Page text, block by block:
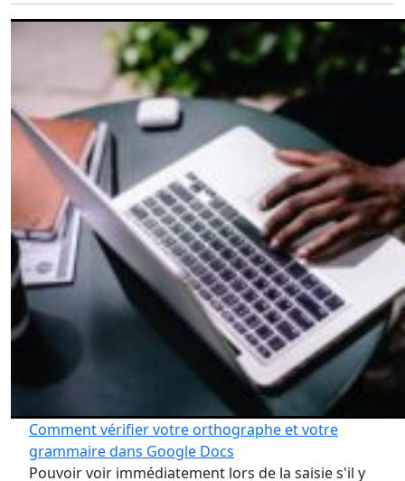
Comment vérifier votre orthographe et votre
grammaire dans Google Docs
Pouvoir voir immédiatement lors de la saisie s'il y